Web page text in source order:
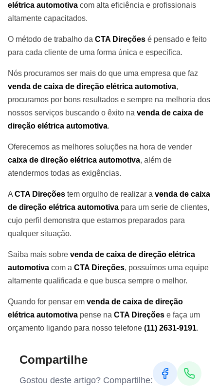
elétrica automotiva com alta eficiência e profissionais
altamente capacitados.
O método de trabalho da CTA Direções é pensado e feito
para cada cliente de uma forma única e especifica.
Nós procuramos ser mais do que uma empresa que faz
venda de caixa de direção elétrica automotiva,
procuramos por bons resultados e sempre na melhoria dos
nossos serviços buscando o êxito na venda de caixa de
direção elétrica automotiva.
Oferecemos as melhores soluções na hora de vender
caixa de direção elétrica automotiva, além de
atendermos todas as exigências.
A CTA Direções tem orgulho de realizar a venda de caixa
de direção elétrica automotiva para um serie de clientes,
cujo perfil demonstra que estamos preparados para
qualquer situação.
Saiba mais sobre venda de caixa de direção elétrica
automotiva com a CTA Direções, possuímos uma equipe
altamente qualificada e que busca sempre o melhor.
Quando for pensar em venda de caixa de direção
elétrica automotiva pense na CTA Direções e faça um
orçamento ligando para nosso telefone (11) 2631-9191.
Compartilhe
Gostou deste artigo? Compartilhe: